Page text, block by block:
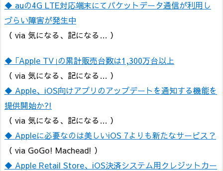
◆ auの4G LTE対応端末にてパケットデータ通信が利用し
づらい障害が発生中
（ via 気になる、記になる… ）
◆ ｢Apple TV｣の累計販売台数は1,300万台以上
（ via 気になる、記になる… ）
◆ Apple、iOS向けアプリのアップデートを通知する機能を
提供開始か?!
（ via 気になる、記になる… ）
◆ Appleに必要なのは美しいiOS 7よりも新たなサービス？
（ via GoGo! Machead! ）
◆ Apple Retail Store、iOS決済システム用クレジットカー